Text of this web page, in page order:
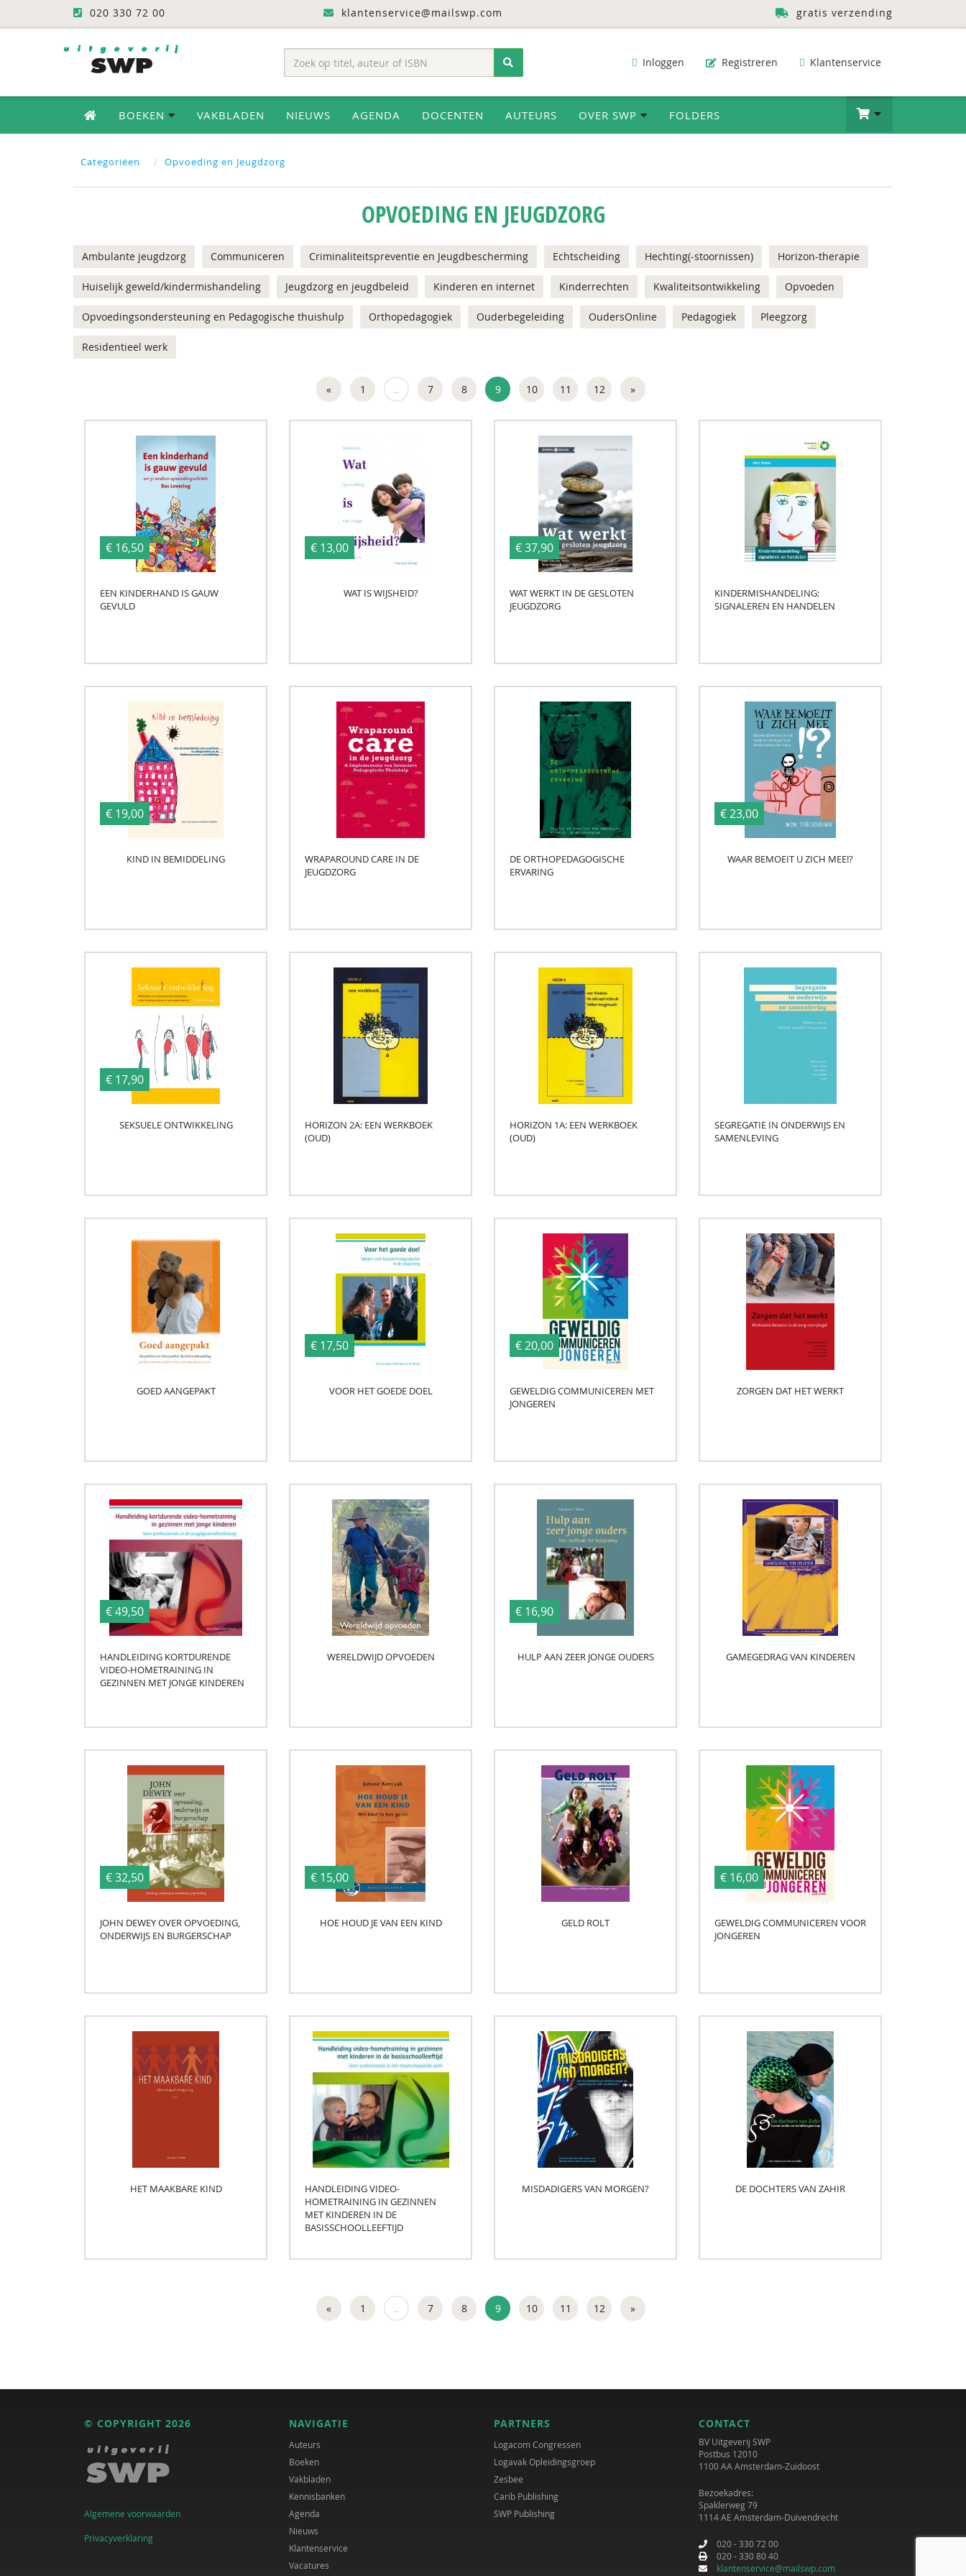
020 330 72 00 klantenservice@mailswp.com gratis verzending
Inloggen Registreren Klantenservice
BOEKEN VAKBLADEN NIEUWS AGENDA DOCENTEN AUTEURS OVER SWP FOLDERS
Categoriëen Opvoeding en Jeugdzorg
OPVOEDING EN JEUGDZORG
Ambulante jeugdzorg Communiceren Criminaliteitspreventie en Jeugdbescherming Echtscheiding Hechting(-stoornissen) Horizon-therapie
Huiselijk geweld/kindermishandeling Jeugdzorg en jeugdbeleid Kinderen en internet Kinderrechten Kwaliteitsontwikkeling Opvoeden
Opvoedingsondersteuning en Pedagogische thuishulp Orthopedagogiek Ouderbegeleiding OudersOnline Pedagogiek Pleegzorg
Residentieel werk
« 1 .. 7 8 9 10 11 12 »
€ 16,50
EEN KINDERHAND IS GAUW
GEVULD
€ 13,00
WAT IS WIJSHEID?
€ 37,90
WAT WERKT IN DE GESLOTEN
JEUGDZORG
KINDERMISHANDELING:
SIGNALEREN EN HANDELEN
€ 19,00
KIND IN BEMIDDELING
WRAPAROUND CARE IN DE
JEUGDZORG
DE ORTHOPEDAGOGISCHE
ERVARING
€ 23,00
WAAR BEMOEIT U ZICH MEE!?
€ 17,90
SEKSUELE ONTWIKKELING
HORIZON 2A: EEN WERKBOEK
(OUD)
HORIZON 1A: EEN WERKBOEK
(OUD)
SEGREGATIE IN ONDERWIJS EN
SAMENLEVING
GOED AANGEPAKT
€ 17,50
VOOR HET GOEDE DOEL
€ 20,00
GEWELDIG COMMUNICEREN MET
JONGEREN
ZORGEN DAT HET WERKT
€ 49,50
HANDLEIDING KORTDURENDE
VIDEO-HOMETRAINING IN
GEZINNEN MET JONGE KINDEREN
WERELDWIJD OPVOEDEN
€ 16,90
HULP AAN ZEER JONGE OUDERS GAMEGEDRAG VAN KINDEREN
€ 32,50
JOHN DEWEY OVER OPVOEDING,
ONDERWIJS EN BURGERSCHAP
€ 15,00
HOE HOUD JE VAN EEN KIND GELD ROLT
€ 16,00
GEWELDIG COMMUNICEREN VOOR
JONGEREN
HET MAAKBARE KIND
HANDLEIDING VIDEO-
HOMETRAINING IN GEZINNEN
MET KINDEREN IN DE
BASISSCHOOLLEEFTIJD
MISDADIGERS VAN MORGEN? DE DOCHTERS VAN ZAHIR
« 1 .. 7 8 9 10 11 12 »
© COPYRIGHT 2026
Algemene voorwaarden
Privacyverklaring
NAVIGATIE
Auteurs
Boeken
Vakbladen
Kennisbanken
Agenda
Nieuws
Klantenservice
Vacatures
PARTNERS
Logacom Congressen
Logavak Opleidingsgroep
Zesbee
Carib Publishing
SWP Publishing
CONTACT
BV Uitgeverij SWP
Postbus 12010
1100 AA Amsterdam-Zuidoost
Bezoekadres:
Spaklerweg 79
1114 AE Amsterdam-Duivendrecht
020 - 330 72 00
020 - 330 80 40
klantenservice@mailswp.com